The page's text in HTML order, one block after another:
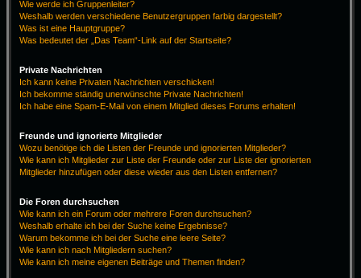
Wie werde ich Gruppenleiter?
Weshalb werden verschiedene Benutzergruppen farbig dargestellt?
Was ist eine Hauptgruppe?
Was bedeutet der „Das Team“-Link auf der Startseite?
Private Nachrichten
Ich kann keine Privaten Nachrichten verschicken!
Ich bekomme ständig unerwünschte Private Nachrichten!
Ich habe eine Spam-E-Mail von einem Mitglied dieses Forums erhalten!
Freunde und ignorierte Mitglieder
Wozu benötige ich die Listen der Freunde und ignorierten Mitglieder?
Wie kann ich Mitglieder zur Liste der Freunde oder zur Liste der ignorierten
Mitglieder hinzufügen oder diese wieder aus den Listen entfernen?
Die Foren durchsuchen
Wie kann ich ein Forum oder mehrere Foren durchsuchen?
Weshalb erhalte ich bei der Suche keine Ergebnisse?
Warum bekomme ich bei der Suche eine leere Seite?
Wie kann ich nach Mitgliedern suchen?
Wie kann ich meine eigenen Beiträge und Themen finden?